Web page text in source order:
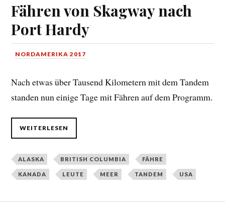
Fähren von Skagway nach
Port Hardy
NORDAMERIKA 2017
Nach etwas über Tausend Kilometern mit dem Tandem
standen nun einige Tage mit Fähren auf dem Programm.
WEITERLESEN
ALASKA BRITISH COLUMBIA FÄHRE
KANADA LEUTE MEER TANDEM USA